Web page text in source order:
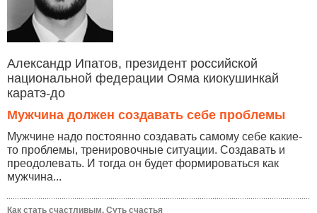
Александр Ипатов, президент российской
национальной федерации Ояма киокушинкай
каратэ-до
Мужчина должен создавать себе проблемы
Мужчине надо постоянно создавать самому себе какие-
то проблемы, тренировочные ситуации. Создавать и
преодолевать. И тогда он будет формироваться как
мужчина...
Как стать счастливым. Суть счастья